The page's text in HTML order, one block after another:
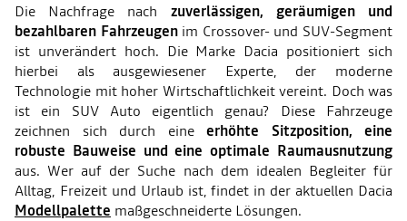
Die Nachfrage nach zuverlässigen, geräumigen und
bezahlbaren Fahrzeugenim Crossover- und SUV-Segment
ist unverändert hoch. Die Marke Dacia positioniert sich
hierbei als ausgewiesener Experte, der moderne
Technologie mit hoher Wirtschaftlichkeit vereint. Doch was
ist ein SUV Auto eigentlich genau? Diese Fahrzeuge
zeichnen sich durch eine erhöhte Sitzposition, eine
robuste Bauweise und eine optimale Raumausnutzung
aus. Wer auf der Suche nach dem idealen Begleiter für
Alltag, Freizeit und Urlaub ist, findet in der aktuellen Dacia
Modellpalette maßgeschneiderte Lösungen.